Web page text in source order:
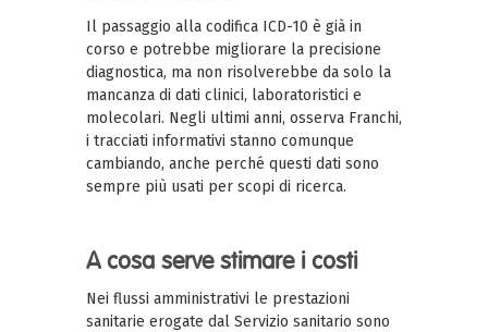
Il passaggio alla codifica ICD-10 è già in
corso e potrebbe migliorare la precisione
diagnostica, ma non risolverebbe da solo la
mancanza di dati clinici, laboratoristici e
molecolari. Negli ultimi anni, osserva Franchi,
i tracciati informativi stanno comunque
cambiando, anche perché questi dati sono
sempre più usati per scopi di ricerca.
A cosa serve stimare i costi
Nei flussi amministrativi le prestazioni
sanitarie erogate dal Servizio sanitario sono